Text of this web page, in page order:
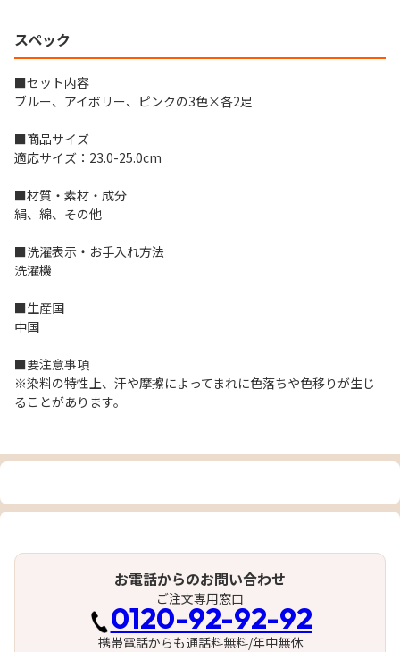
スペック
■セット内容
ブルー、アイボリー、ピンクの3色×各2足
■商品サイズ
適応サイズ：23.0-25.0cm
■材質・素材・成分
絹、綿、その他
■洗濯表示・お手入れ方法
洗濯機
■生産国
中国
■要注意事項
※染料の特性上、汗や摩擦によってまれに色落ちや色移りが生じ
ることがあります。
お電話からのお問い合わせ
ご注文専用窓口
0120-92-92-92
携帯電話からも通話料無料/年中無休